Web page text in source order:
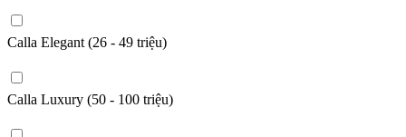
Calla Elegant (26 - 49 triệu)
Calla Luxury (50 - 100 triệu)